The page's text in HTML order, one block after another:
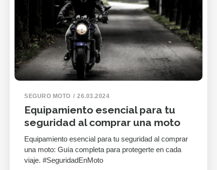
SEGURO MOTO 26.03.2024
Equipamiento esencial para tu
seguridad al comprar una moto
Equipamiento esencial para tu seguridad al comprar
una moto: Guía completa para protegerte en cada
viaje. #SeguridadEnMoto